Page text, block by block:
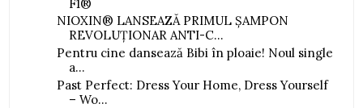
F1®
NIOXIN® LANSEAZĂ PRIMUL ȘAMPON
REVOLUȚIONAR ANTI-C...
Pentru cine dansează Bibi în ploaie! Noul single
a...
Past Perfect: Dress Your Home, Dress Yourself
– Wo...